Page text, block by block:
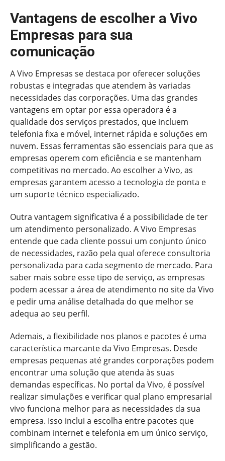
Vantagens de escolher a Vivo
Empresas para sua
comunicação
A Vivo Empresas se destaca por oferecer soluções
robustas e integradas que atendem às variadas
necessidades das corporações. Uma das grandes
vantagens em optar por essa operadora é a
qualidade dos serviços prestados, que incluem
telefonia fixa e móvel, internet rápida e soluções em
nuvem. Essas ferramentas são essenciais para que as
empresas operem com eficiência e se mantenham
competitivas no mercado. Ao escolher a Vivo, as
empresas garantem acesso a tecnologia de ponta e
um suporte técnico especializado.
Outra vantagem significativa é a possibilidade de ter
um atendimento personalizado. A Vivo Empresas
entende que cada cliente possui um conjunto único
de necessidades, razão pela qual oferece consultoria
personalizada para cada segmento de mercado. Para
saber mais sobre esse tipo de serviço, as empresas
podem acessar a área de atendimento no site da Vivo
e pedir uma análise detalhada do que melhor se
adequa ao seu perfil.
Ademais, a flexibilidade nos planos e pacotes é uma
característica marcante da Vivo Empresas. Desde
empresas pequenas até grandes corporações podem
encontrar uma solução que atenda às suas
demandas específicas. No portal da Vivo, é possível
realizar simulações e verificar qual plano empresarial
vivo funciona melhor para as necessidades da sua
empresa. Isso inclui a escolha entre pacotes que
combinam internet e telefonia em um único serviço,
simplificando a gestão.